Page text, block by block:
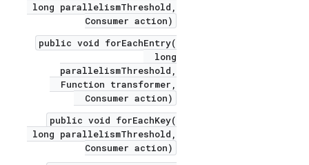
long parallelismThreshold,
Consumer action)
public void forEachEntry(
long
parallelismThreshold,
Function transformer,
Consumer action)
public void forEachKey(
long parallelismThreshold,
Consumer action)